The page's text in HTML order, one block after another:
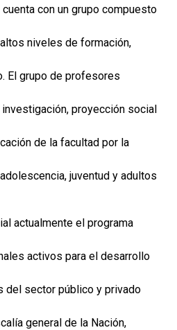
con un grupo compuesto
niveles de formación,
El grupo de profesores
proyección social
de la facultad por la
juventud y adultos
actualmente el programa
activos para el desarrollo
del sector público y privado
general de la Nación,